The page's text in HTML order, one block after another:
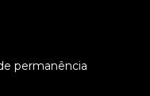
permanência